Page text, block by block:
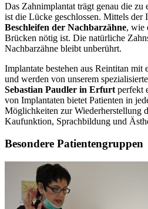
Das Zahnimplantat trägt genau die zu
ist die Lücke geschlossen. Mittels der
Beschleifen der Nachbarzähne, wie
Brücken nötig ist. Die natürliche
Nachbarzähne bleibt unberührt.
Implantate bestehen aus Reintitan mit
und werden von unserem
Sebastian Paudler in Erfurt perfekt
von Implantaten bietet Patienten in
Möglichkeiten zur Wiederherstellung
Kaufunktion, Sprachbildung und
Besondere Patientengruppen